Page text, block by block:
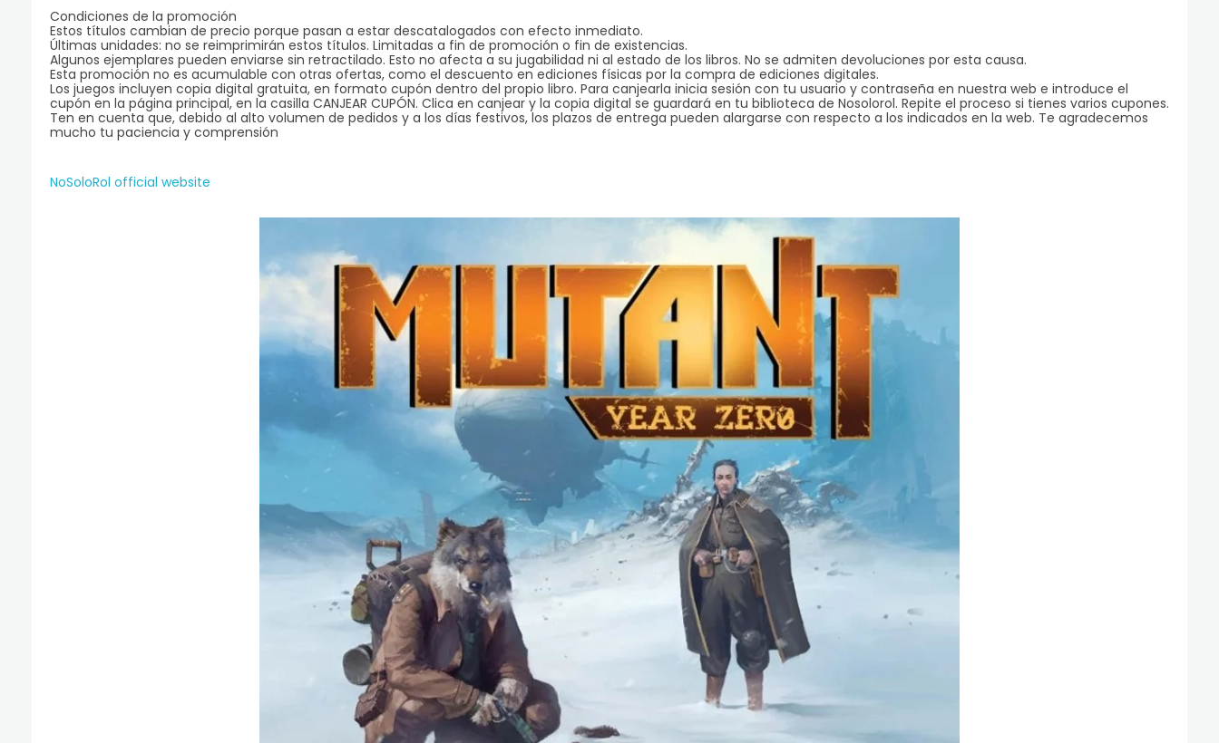
Condiciones de la promoción
Estos títulos cambian de precio porque pasan a estar descatalogados con efecto inmediato.
Últimas unidades: no se reimprimirán estos títulos. Limitadas a fin de promoción o fin de existencias.
Algunos ejemplares pueden enviarse sin retractilado. Esto no afecta a su jugabilidad ni al estado de los libros. No se admiten devoluciones por esta causa.
Esta promoción no es acumulable con otras ofertas, como el descuento en ediciones físicas por la compra de ediciones digitales.
Los juegos incluyen copia digital gratuita, en formato cupón dentro del propio libro. Para canjearla inicia sesión con tu usuario y contraseña en nuestra web e introduce el
cupón en la página principal, en la casilla CANJEAR CUPÓN. Clica en canjear y la copia digital se guardará en tu biblioteca de Nosolorol. Repite el proceso si tienes varios cupones.
Ten en cuenta que, debido al alto volumen de pedidos y a los días festivos, los plazos de entrega pueden alargarse con respecto a los indicados en la web. Te agradecemos
mucho tu paciencia y comprensión
NoSoloRol official website